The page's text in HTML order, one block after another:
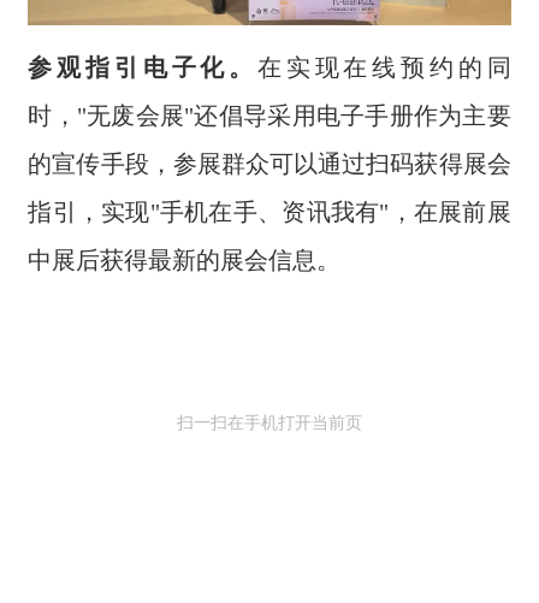
参观指引电子化。 在实现在线预约的同
时，"无废会展"还倡导采用电子手册作为主要
的宣传手段，参展群众可以通过扫码获得展会
指引，实现"手机在手、资讯我有"，在展前展
中展后获得最新的展会信息。
扫一扫在手机打开当前页